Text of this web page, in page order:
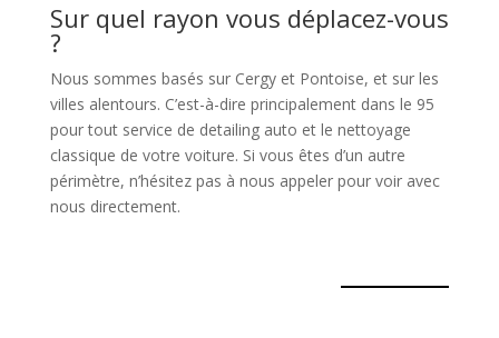
Sur quel rayon vous déplacez-vous
?
Nous sommes basés sur Cergy et Pontoise, et sur les
villes alentours. C’est-à-dire principalement dans le 95
pour tout service de detailing auto et le nettoyage
classique de votre voiture. Si vous êtes d’un autre
périmètre, n’hésitez pas à nous appeler pour voir avec
nous directement.